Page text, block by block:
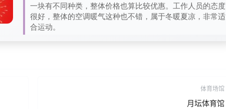
一块有不同种类，整体价格也算比较优惠。工作人员的态度
很好，整体的空调暖气这种也不错，属于冬暖夏凉，非常适
合运动。
体育场馆
月坛体育馆